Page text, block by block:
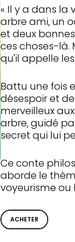
« Il y a dans la
arbre ami, un
et deux
ces choses-là.
qu'il appelle les
Battu une fois
désespoir et
merveilleux
arbre, guidé
secret qui lui
Ce conte
aborde le
voyeurisme ou
ACHETER